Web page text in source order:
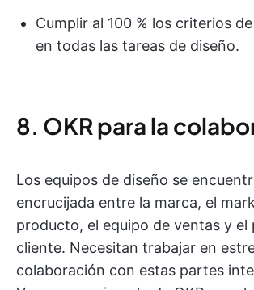
Cumplir al 100 % los criterios
en todas las tareas de diseño.
8. OKR para la
Los equipos de diseño se
encrucijada entre la marca, el
producto, el equipo de ventas y el
cliente. Necesitan trabajar en
colaboración con estas partes